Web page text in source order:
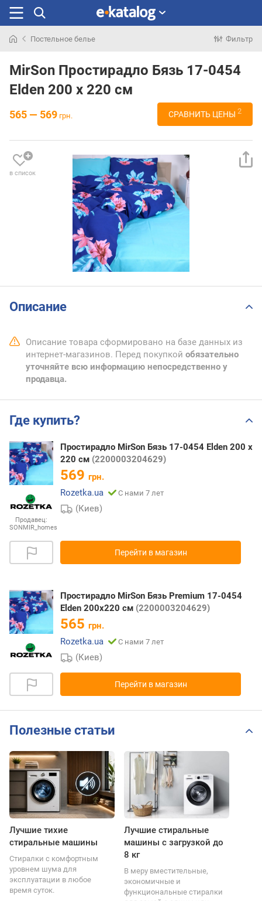
раньше
Постельное белье Фильтр
MirSon Простирадло Бязь 17-0454
Elden 200 х 220 см
565 — 569 грн. СРАВНИТЬ ЦЕНЫ 2
в список
Описание
Описание товара сформировано на базе данных из
интернет-магазинов. Перед покупкой обязательно
уточняйте всю информацию непосредственно у
продавца.
Где купить?
Продавец:
SONMIR_homes
Простирадло MirSon Бязь 17-0454 Elden 200 х
220 см (2200003204629)
569 грн.
Rozetka.ua
С нами 7 лет
(Киев)
Перейти в магазин
Простирадло MirSon Бязь Premium 17-0454
Elden 200х220 см (2200003204629)
565 грн.
Rozetka.ua
С нами 7 лет
(Киев)
Перейти в магазин
Полезные статьи
Лучшие тихие
стиральные машины
Стиралки с комфортным
уровнем шума для
эксплуатации в любое
время суток.
Лучшие стиральные
машины с загрузкой до
8 кг
В меру вместительные,
экономичные и
функциональные стиралки